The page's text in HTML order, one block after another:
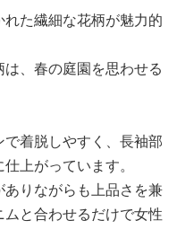
た繊細な花柄が魅力的
、春の庭園を思わせる
着脱しやすく、長袖部
上がっています。
りながらも上品さを兼
と合わせるだけで女性